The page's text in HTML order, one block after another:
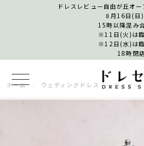
ドレスレビュー自由が丘オ
8月16日(日
15時以降混み
※11日(火)は
※12日(水)は
18時閉
ホーム ウェディングドレス ウェデ